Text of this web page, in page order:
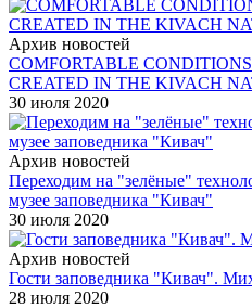
Архив новостей
COMFORTABLE
CREATED IN THE KIVACH
30 июля 2020
Архив новостей
Переходим на "зелёные"
музее заповедника "Кивач"
30 июля 2020
Архив новостей
Гости заповедника "Кивач".
28 июля 2020